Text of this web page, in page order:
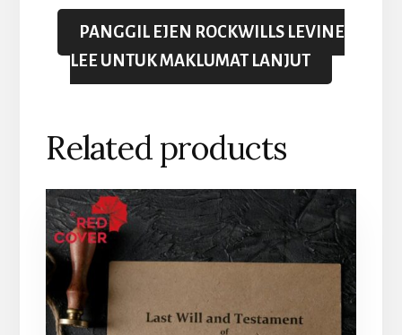
PANGGIL EJEN ROCKWILLS LEVINE
LEE UNTUK MAKLUMAT LANJUT
Related products